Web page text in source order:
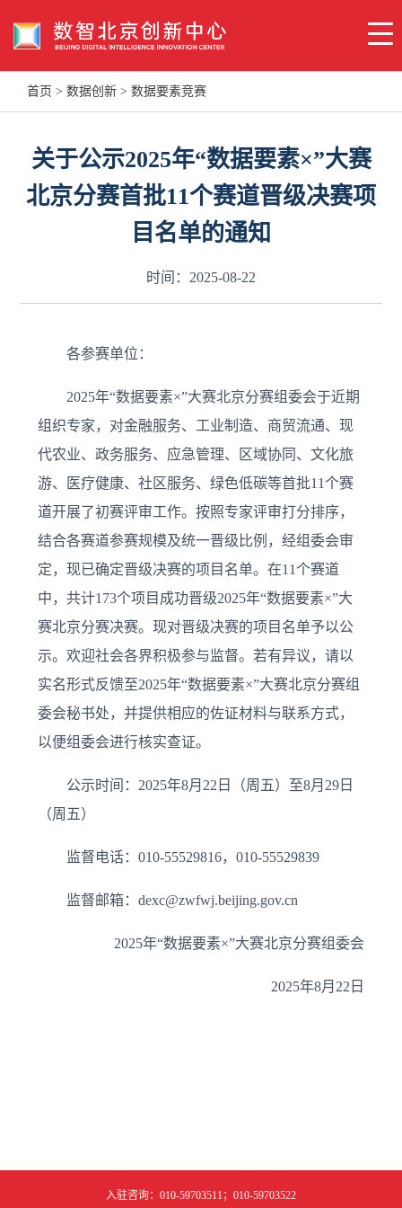
首页 > 数据创新 > 数据要素竞赛
关于公示2025年“数据要素×”大赛
北京分赛首批11个赛道晋级决赛项
目名单的通知
时间：2025-08-22
各参赛单位：
2025年“数据要素×”大赛北京分赛组委会于近期
组织专家，对金融服务、工业制造、商贸流通、现
代农业、政务服务、应急管理、区域协同、文化旅
游、医疗健康、社区服务、绿色低碳等首批11个赛
道开展了初赛评审工作。按照专家评审打分排序，
结合各赛道参赛规模及统一晋级比例，经组委会审
定，现已确定晋级决赛的项目名单。在11个赛道
中，共计173个项目成功晋级2025年“数据要素×”大
赛北京分赛决赛。现对晋级决赛的项目名单予以公
示。欢迎社会各界积极参与监督。若有异议，请以
实名形式反馈至2025年“数据要素×”大赛北京分赛组
委会秘书处，并提供相应的佐证材料与联系方式，
以便组委会进行核实查证。
公示时间：2025年8月22日（周五）至8月29日
（周五）
监督电话：010-55529816，010-55529839
监督邮箱：dexc@zwfwj.beijing.gov.cn
2025年“数据要素×”大赛北京分赛组委会
2025年8月22日
入驻咨询：010-59703511；010-59703522